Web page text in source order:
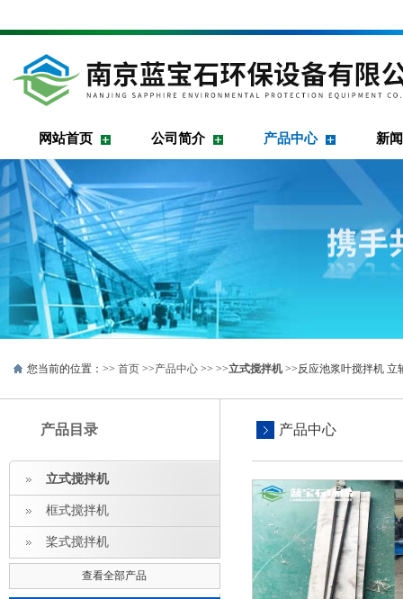
网站首页 公司简介 产品中心 新
您当前的位置：>> 首页 >>产品中心 >> >>立式搅拌机>>反应池浆叶搅拌机 立
产品目录
立式搅拌机
框式搅拌机
桨式搅拌机
查看全部产品
产品中心